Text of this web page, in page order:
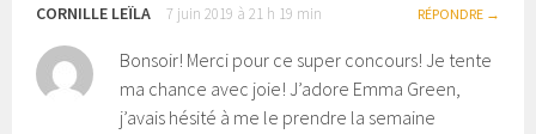
CORNILLE LEÏLA 7 juin 2019 à 21 h 19 min RÉPONDRE
Bonsoir! Merci pour ce super concours! Je tente
ma chance avec joie! J’adore Emma Green,
j’avais hésité à me le prendre la semaine